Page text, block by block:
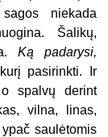
niekada
Šalikų,
Ką padarysi,
pasirinkti. Ir
spalvų derint
vilna, linas,
saulėtomis